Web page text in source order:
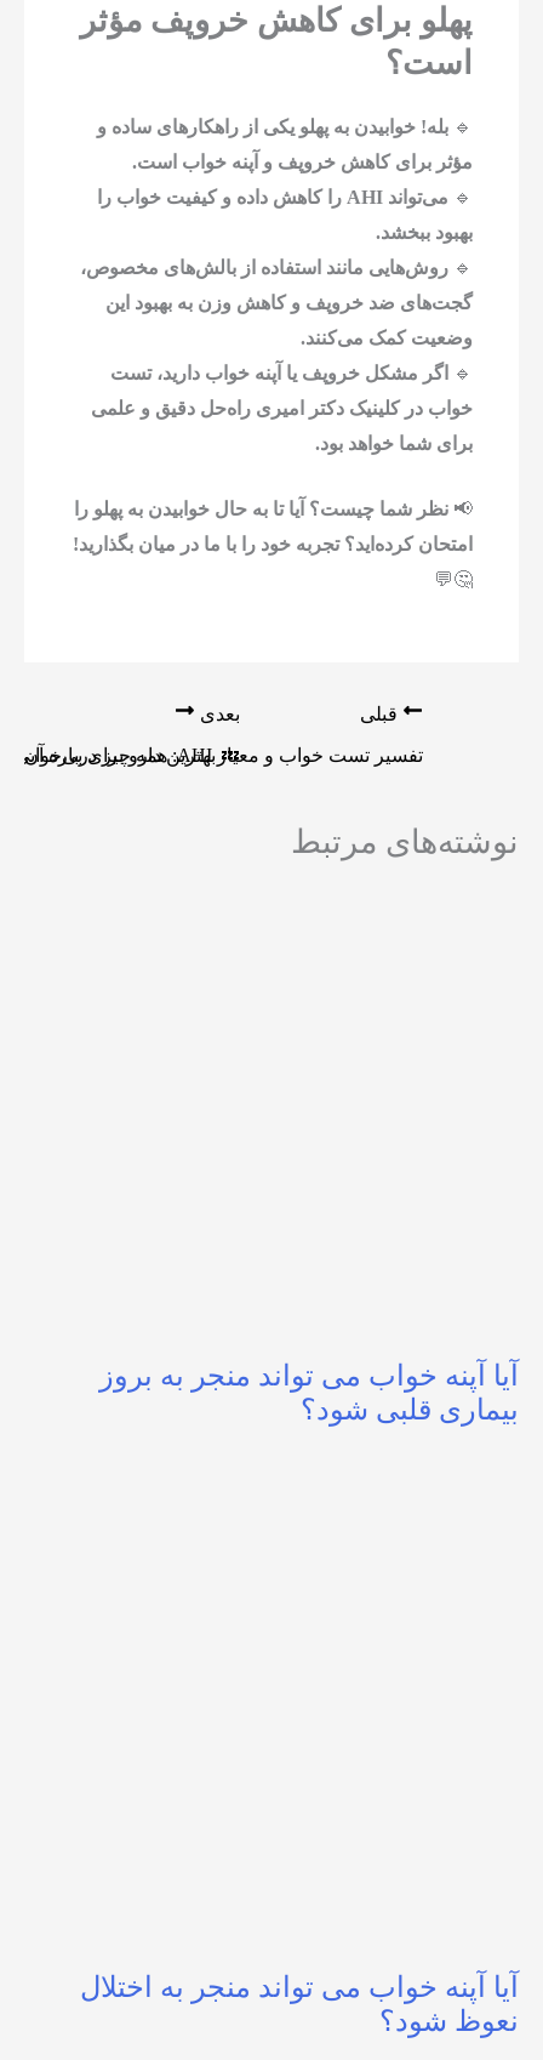
پهلو برای کاهش خروپف مؤثر
است؟
🔹بله! خوابیدن به پهلو یکی از راهکارهای ساده و
مؤثر برای کاهش خروپف و آپنه خواب است.
🔹
می‌تواند AHI را کاهش داده و کیفیت خواب را
بهبود ببخشد.
🔹روش‌هایی مانند استفاده از بالش‌های مخصوص،
گجت‌های ضد خروپف و کاهش وزن به بهبود این
وضعیت کمک می‌کنند.
🔹 اگر مشکل خروپف یا آپنه خواب دارید، تست
خواب در کلینیک دکتر امیری راه‌حل دقیق و علمی
برای شما خواهد بود.
📢نظر شما چیست؟ آیا تا به حال خوابیدن به پهلو را
امتحان کرده‌اید؟ تجربه خود را با ما در میان بگذارید!
🤔💬
قبلی
تفسیر تست خواب و معیار AHI: همه چیز درباره آن! 😴📊
بعدی
💤 بهترین دارو برای
نوشته‌های مرتبط
آیا آپنه خواب می تواند منجر به بروز
بیماری قلبی شود؟
آیا آپنه خواب می تواند منجر به اختلال
نعوظ شود؟